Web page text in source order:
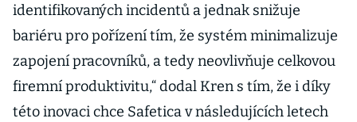
identifikovaných incidentů a jednak snižuje
bariéru pro pořízení tím, že systém minimalizuje
zapojení pracovníků, a tedy neovlivňuje celkovou
firemní produktivitu,“ dodal Kren s tím, že i díky
této inovaci chce Safetica v následujících letech